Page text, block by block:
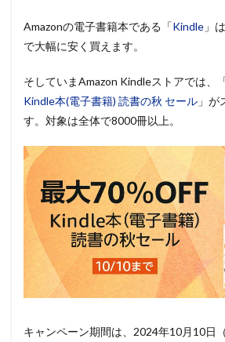
Amazonの電子書籍本である「Kindle 」
で大幅に安く買えます。
そしていまAmazon Kindleストアでは、
Kindle本(電子書籍) 読書の秋 セール 」が
す。対象は全体で8000冊以上。
キャンペーン期間は、2024年10月10日